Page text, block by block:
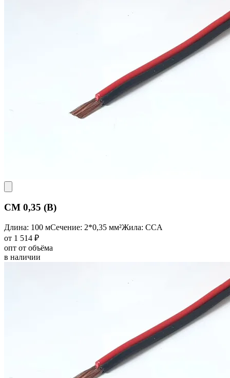
CM 0,35 (B)
Длина: 100 мСечение: 2*0,35 мм²Жила: CCA
от 1 514 ₽
опт от объёма
в наличии